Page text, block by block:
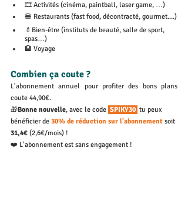
🎞️ Activités (cinéma, paintball, laser game, …)
🍔 Restaurants (fast food, décontracté, gourmet....)
💄Bien-être (instituts de beauté, salle de sport,
spas…)
🏨 Voyage
Combien ça coute ?
L'abonnement annuel pour profiter des bons plans
coute 44,90€.
🎁Bonne nouvelle, avec le code SPIKY30 tu peux
bénéficier de 30% de réduction sur l'abonnement soit
31,4€ (2,6€/mois) !
❤️ L'abonnement est sans engagement !